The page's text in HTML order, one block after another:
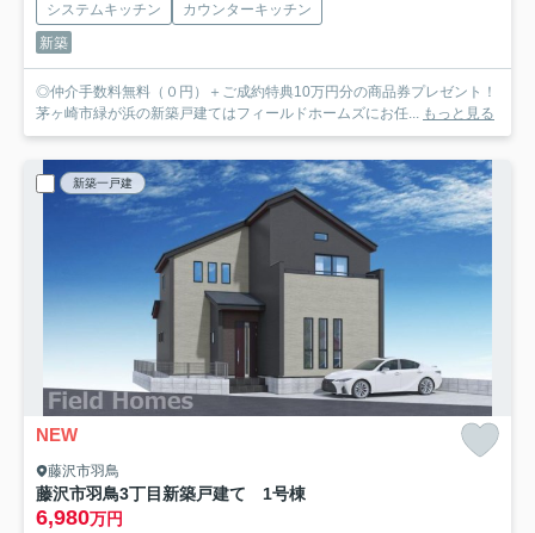
システムキッチン
カウンターキッチン
新築
◎仲介手数料無料（０円）＋ご成約特典10万円分の商品券プレゼント！
茅ヶ崎市緑が浜の新築戸建てはフィールドホームズにお任... もっと見る
新築一戸建
NEW
藤沢市羽鳥
藤沢市羽鳥3丁目新築戸建て 1号棟
6,980万円